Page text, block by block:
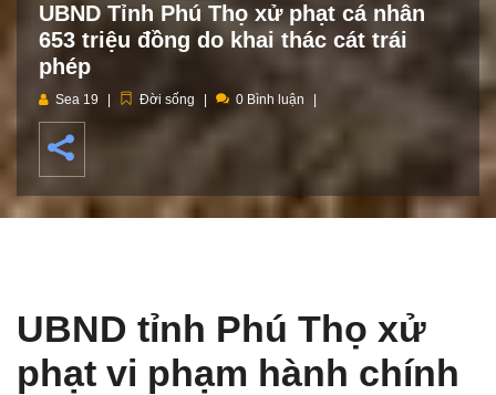
UBND Tỉnh Phú Thọ xử phạt cá nhân
653 triệu đồng do khai thác cát trái
phép
Sea 19 Đời sống 0 Bình luận
UBND tỉnh Phú Thọ xử
phạt vi phạm hành chính